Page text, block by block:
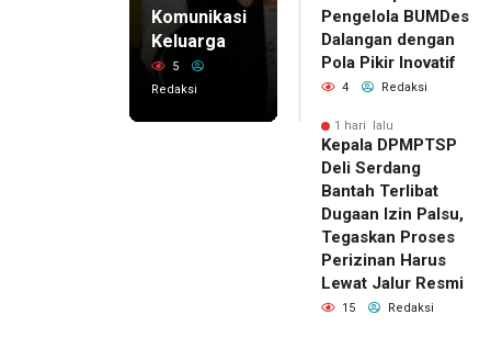
Komunikasi
Keluarga
5
Redaksi
Pengelola BUMDes
Dalangan dengan
Pola Pikir Inovatif
4 Redaksi
1 hari lalu
Kepala DPMPTSP
Deli Serdang
Bantah Terlibat
Dugaan Izin Palsu,
Tegaskan Proses
Perizinan Harus
Lewat Jalur Resmi
15 Redaksi